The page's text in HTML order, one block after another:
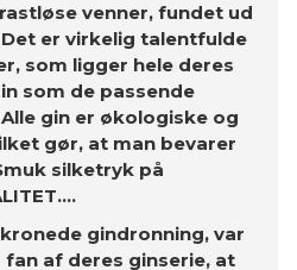
venner, fundet ud
er virkelig talentfulde
som ligger hele deres
som de passende
Alle gin er økologiske og
gør, at man bevarer
silketryk på
gindronning, var
af deres ginserie, at